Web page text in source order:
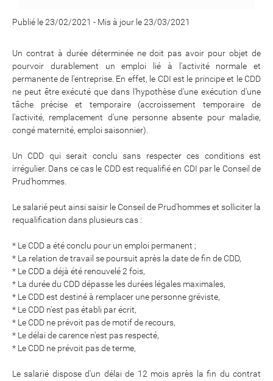
Publié le 23/02/2021 - Mis à jour le 23/03/2021
Un contrat à durée déterminée ne doit pas avoir pour objet de
pourvoir durablement un emploi lié à l'activité normale et
permanente de l'entreprise. En effet, le CDI est le principe et le CDD
ne peut être exécuté que dans l'hypothèse d'une exécution d'une
tâche précise et temporaire (accroissement temporaire de
l'activité, remplacement d'une personne absente pour maladie,
congé maternité, emploi saisonnier).
Un CDD qui serait conclu sans respecter ces conditions est
irrégulier. Dans ce cas le CDD est requalifié en CDI par le Conseil de
Prud'hommes.
Le salarié peut ainsi saisir le Conseil de Prud'hommes et solliciter la
requalification dans plusieurs cas :
* Le CDD a été conclu pour un emploi permanent ;
* La relation de travail se poursuit après la date de fin de CDD,
* Le CDD a déjà été renouvelé 2 fois,
* La durée du CDD dépasse les durées légales maximales,
* Le CDD est destiné à remplacer une personne gréviste,
* Le CDD n'est pas établi par écrit,
* Le CDD ne prévoit pas de motif de recours,
* Le délai de carence n'est pas respecté,
* Le CDD ne prévoit pas de terme,
Le salarié dispose d'un délai de 12 mois après la fin du contrat